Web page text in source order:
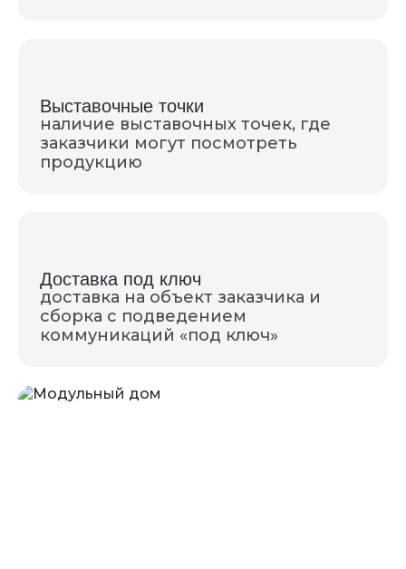
Выставочные точки
наличие выставочных точек, где
заказчики могут посмотреть
продукцию
Доставка под ключ
доставка на объект заказчика и
сборка с подведением
коммуникаций «под ключ»